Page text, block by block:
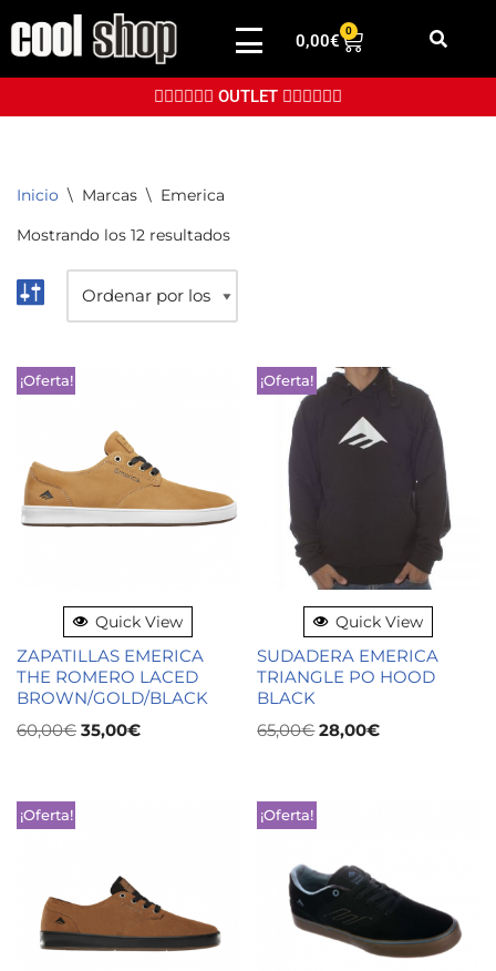
Saltar
contenido
0,00€
0
👉🏼👉🏼👉🏼 OUTLET 👈🏼👈🏼👈🏼
Inicio \ Marcas \ Emerica
Mostrando los 12 resultados
¡Oferta!
Quick View
ZAPATILLAS EMERICA
THE ROMERO LACED
BROWN/GOLD/BLACK
60,00€ 35,00€
¡Oferta!
Quick View
SUDADERA EMERICA
TRIANGLE PO HOOD
BLACK
65,00€ 28,00€
¡Oferta! ¡Oferta!